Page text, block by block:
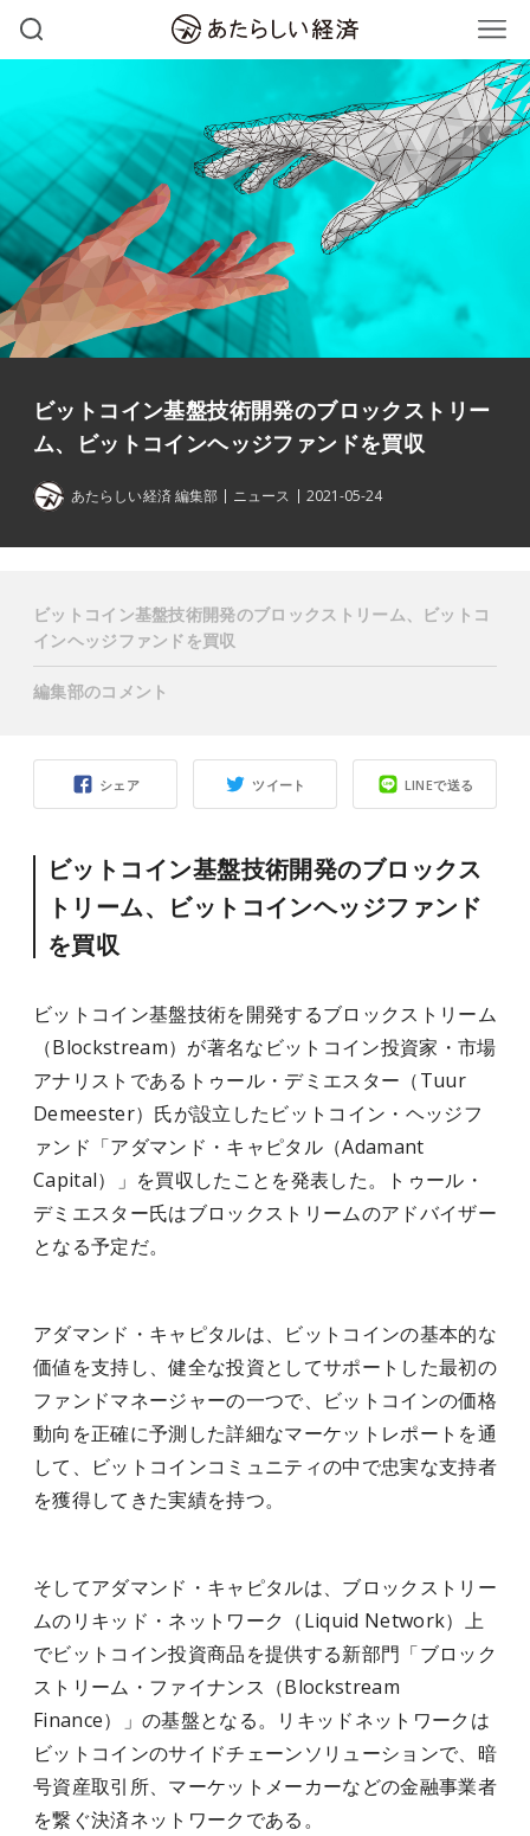
ビットコイン基盤技術開発のブロックストリー
ム、ビットコインヘッジファンドを買収
あたらしい経済 編集部 ニュース 2021-05-24
シェア ツイート LINEで送る
ビットコイン基盤技術開発のブロックス
トリーム、ビットコインヘッジファンド
を買収
ビットコイン基盤技術を開発するブロックストリーム
（Blockstream）が著名なビットコイン投資家・市場
アナリストであるトゥール・デミエスター（Tuur
Demeester）氏が設立したビットコイン・ヘッジフ
ァンド「アダマンド・キャピタル（Adamant
Capital）」を買収したことを発表した。トゥール・
デミエスター氏はブロックストリームのアドバイザー
となる予定だ。
アダマンド・キャピタルは、ビットコインの基本的な
価値を支持し、健全な投資としてサポートした最初の
ファンドマネージャーの一つで、ビットコインの価格
動向を正確に予測した詳細なマーケットレポートを通
して、ビットコインコミュニティの中で忠実な支持者
を獲得してきた実績を持つ。
そしてアダマンド・キャピタルは、ブロックストリー
ムのリキッド・ネットワーク（Liquid Network）上
でビットコイン投資商品を提供する新部門「ブロック
ストリーム・ファイナンス（Blockstream
Finance）」の基盤となる。リキッドネットワークは
ビットコインのサイドチェーンソリューションで、暗
号資産取引所、マーケットメーカーなどの金融事業者
を繋ぐ決済ネットワークである。
ビットコイン基盤技術開発のブロックストリーム、ビットコ
インヘッジファンドを買収
編集部のコメント